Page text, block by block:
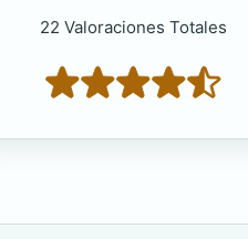
22 Valoraciones Totales